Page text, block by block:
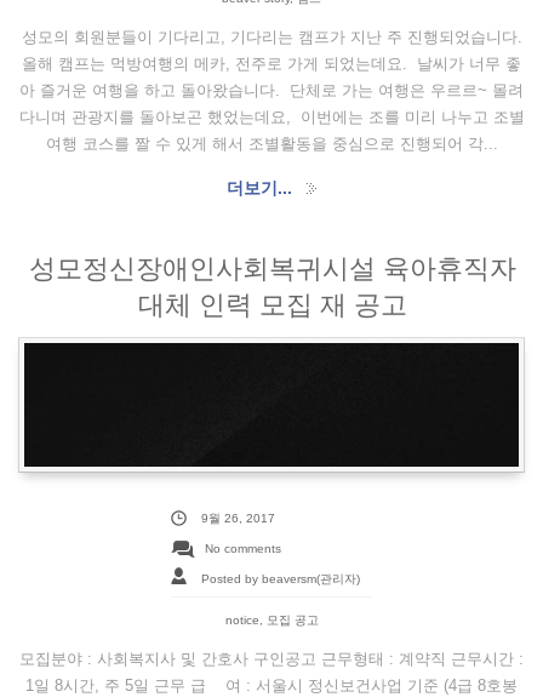
성모의 회원분들이 기다리고, 기다리는 캠프가 지난 주 진행되었습니다.
올해 캠프는 먹방여행의 메카, 전주로 가게 되었는데요. 날씨가 너무 좋
아 즐거운 여행을 하고 돌아왔습니다. 단체로 가는 여행은 우르르~ 몰려
다니며 관광지를 돌아보곤 했었는데요, 이번에는 조를 미리 나누고 조별
여행 코스를 짤 수 있게 해서 조별활동을 중심으로 진행되어 각...
더보기...
성모정신장애인사회복귀시설 육아휴직자
대체 인력 모집 재 공고
9월 26, 2017
No comments
Posted by beaversm(관리자)
notice 모집 공고
모집분야 : 사회복지사 및 간호사 구인공고 근무형태 : 계약직 근무시간 :
1일 8시간, 주 5일 근무 급 여 : 서울시 정신보건사업 기준 (4급 8호봉